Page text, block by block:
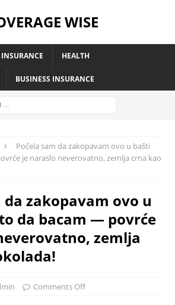
WISE
HEALTH
BUSINESS INSURANCE
Počela sam da zakopavam ovo u bašti
je naraslo neverovatno, zemlja crna kao
da zakopavam ovo u
da bacam — povrće
zemlja
Comments Off